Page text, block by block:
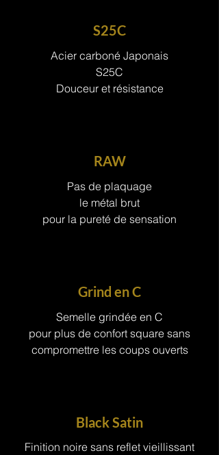
S25C
Acier carboné Japonais
S25C
Douceur et résistance
RAW
Pas de plaquage
le métal brut
pour la pureté de sensation
Grind en C
Semelle grindée en C
pour plus de confort square sans
compromettre les coups ouverts
Black Satin
Finition noire sans reflet vieillissant